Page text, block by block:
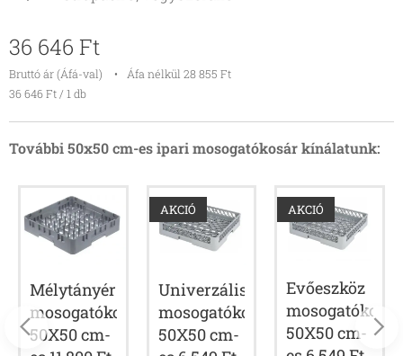
36 646 Ft
Bruttó ár (Áfá-val)
Áfa nélkül 28 855 Ft
36 646 Ft / 1 db
További 50x50 cm-es ipari mosogatókosár kínálatunk:
Mélytányér
mosogatókosár
50X50 cm-
Univerzális
mosogatókosár
50X50 cm-
AKCIÓ
Evőeszköz
mosogatókosár
50X50 cm-
AKCIÓ